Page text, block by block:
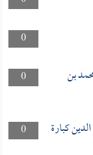
0
0
بن
0
كبارة